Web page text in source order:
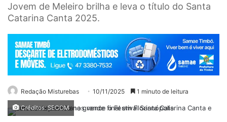
Jovem de Meleiro brilha e leva o título do Santa
Catarina Canta 2025.
Redação Misturebas 10/11/2025 1 minuto de leitura
Créditos: SECOM